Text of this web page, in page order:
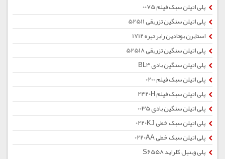
پلی اتیلن سبک فیلم 0075
پلی اتیلن سنگین تزریقی 52511
استایرن بوتادین رابر تیره 1712
پلی اتیلن سنگین تزریقی 52518
پلی اتیلن سنگین بادی BL3
پلی اتیلن سبک فیلم 0200
پلی اتیلن سبک فیلم 2420H
پلی اتیلن سنگین بادی 0035
پلی اتیلن سبک خطی 0220KJ
پلی اتیلن سبک خطی 0220AA
پلی وینیل کلراید S6558